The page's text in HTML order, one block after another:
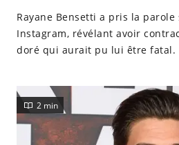
Rayane Bensetti a pris la
Instagram, révélant avoir
doré qui aurait pu lui être fatal.
2 min